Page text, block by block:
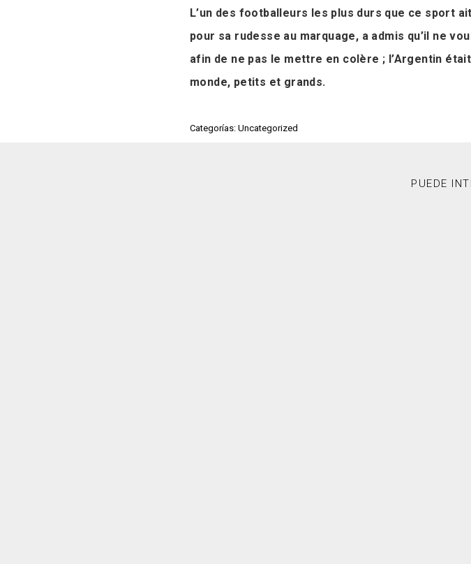
L’un des footballeurs les plus durs que ce sport
pour sa rudesse au marquage, a admis qu’il ne
afin de ne pas le mettre en colère ; l’Argentin
monde, petits et grands.
Categorías: Uncategorized
PUEDE